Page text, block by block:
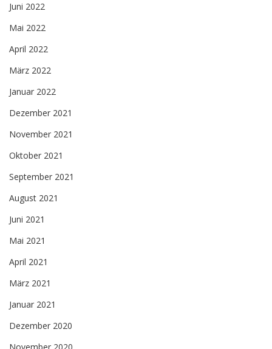
Juni 2022
Mai 2022
April 2022
März 2022
Januar 2022
Dezember 2021
November 2021
Oktober 2021
September 2021
August 2021
Juni 2021
Mai 2021
April 2021
März 2021
Januar 2021
Dezember 2020